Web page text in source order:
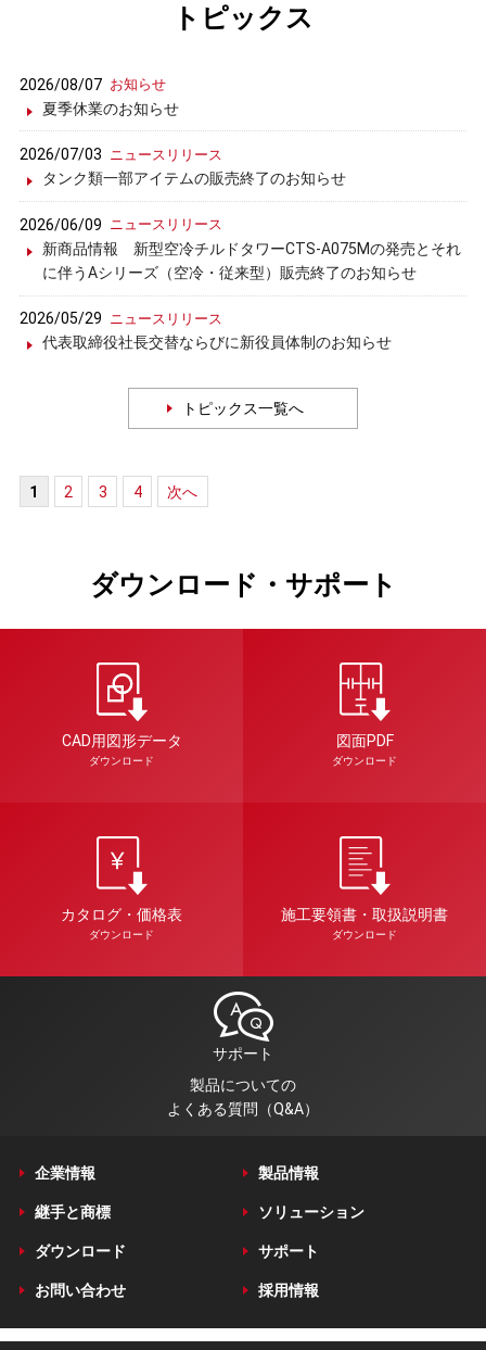
トピックス
2026/08/07 お知らせ
夏季休業のお知らせ
2026/07/03 ニュースリリース
タンク類一部アイテムの販売終了のお知らせ
2026/06/09 ニュースリリース
新商品情報 新型空冷チルドタワーCTS-A075Mの発売とそれ
に伴うAシリーズ（空冷・従来型）販売終了のお知らせ
2026/05/29 ニュースリリース
代表取締役社長交替ならびに新役員体制のお知らせ
トピックス一覧へ
1 2 3 4 次へ
ダウンロード・サポート
CAD用図形データ
ダウンロード
図面PDF
ダウンロード
カタログ・価格表
ダウンロード
施工要領書・取扱説明書
ダウンロード
サポート
製品についての
よくある質問（Q&A）
企業情報 製品情報
継手と商標 ソリューション
ダウンロード サポート
お問い合わせ 採用情報